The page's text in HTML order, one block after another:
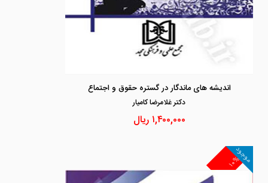
اندیشه های ماندگار در گستره حقوق و اجتماع
دكتر غلامرضا كاميار
۱,۴۰۰,۰۰۰ ریال
۱۰%
موجود